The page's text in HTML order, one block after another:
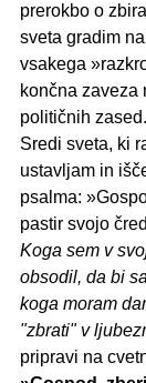
prerokbo o
sveta gradim
vsakega
končna zaveza
političnih zased.
Sredi sveta, ki
ustavljam in
psalma:
pastir svojo
Koga sem v
obsodil, da bi
koga moram
"zbrati" v
pripravi na